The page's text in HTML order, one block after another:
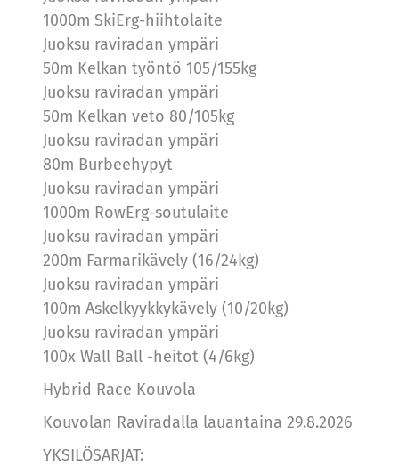
1000m SkiErg-hiihtolaite
Juoksu raviradan ympäri
50m Kelkan työntö 105/155kg
Juoksu raviradan ympäri
50m Kelkan veto 80/105kg
Juoksu raviradan ympäri
80m Burbeehypyt
Juoksu raviradan ympäri
1000m RowErg-soutulaite
Juoksu raviradan ympäri
200m Farmarikävely (16/24kg)
Juoksu raviradan ympäri
100m Askelkyykkykävely (10/20kg)
Juoksu raviradan ympäri
100x Wall Ball -heitot (4/6kg)
Hybrid Race Kouvola
Kouvolan Raviradalla lauantaina 29.8.2026
YKSILÖSARJAT: